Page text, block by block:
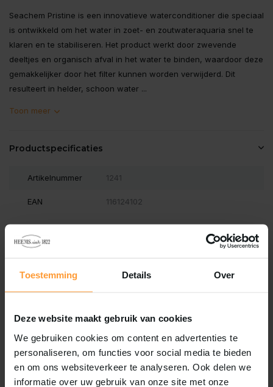
Toestemming Details Over
Deze website maakt gebruik van cookies
We gebruiken cookies om content en advertenties te
personaliseren, om functies voor social media te bieden
en om ons websiteverkeer te analyseren. Ook delen we
informatie over uw gebruik van onze site met onze
Seachem Pristine is een innovatieve waterconditioner die speciaal
is ontwikkeld om het water in zoet- en zoutwateraquaria snel te
klaren en te stabiliseren. Het product werkt door zwevende
deeltjes en organisch afval in het water te binden, waardoor deze
gemakkelijker door het filter kunnen worden verwijderd. Dit
resulteert in helder, schoon water ...
Toon meer
Productspecificaties
Artikelnummer 1241
EAN 116124102
Reviews
Schrijf je eigen review